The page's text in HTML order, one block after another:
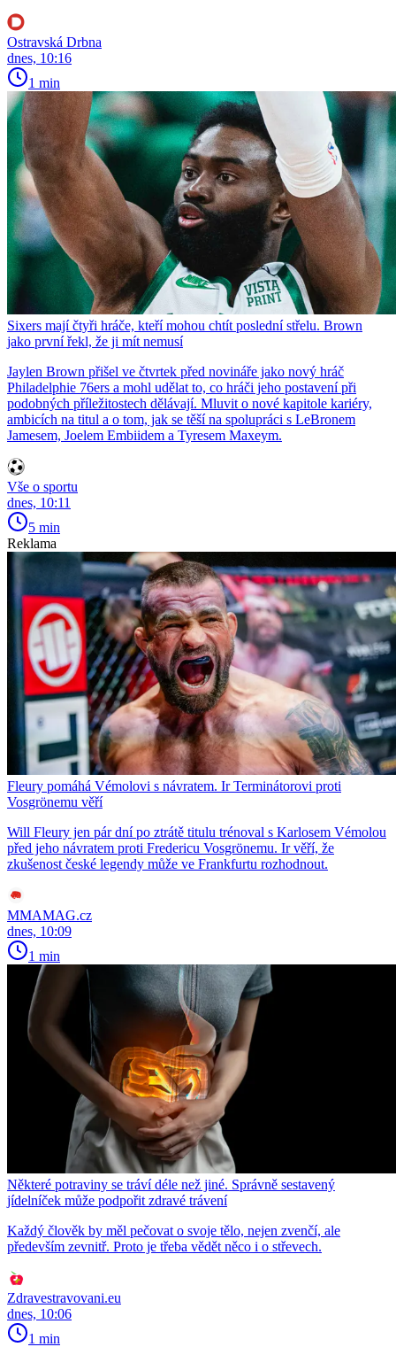
Ostravská Drbna
dnes, 10:16
1 min
Sixers mají čtyři hráče, kteří mohou chtít poslední střelu. Brown
jako první řekl, že ji mít nemusí
Jaylen Brown přišel ve čtvrtek před novináře jako nový hráč
Philadelphie 76ers a mohl udělat to, co hráči jeho postavení při
podobných příležitostech dělávají. Mluvit o nové kapitole kariéry,
ambicích na titul a o tom, jak se těší na spolupráci s LeBronem
Jamesem, Joelem Embiidem a Tyresem Maxeym.
Vše o sportu
dnes, 10:11
5 min
Reklama
Fleury pomáhá Vémolovi s návratem. Ir Terminátorovi proti
Vosgrönemu věří
Will Fleury jen pár dní po ztrátě titulu trénoval s Karlosem Vémolou
před jeho návratem proti Fredericu Vosgrönemu. Ir věří, že
zkušenost české legendy může ve Frankfurtu rozhodnout.
MMAMAG.cz
dnes, 10:09
1 min
Některé potraviny se tráví déle než jiné. Správně sestavený
jídelníček může podpořit zdravé trávení
Každý člověk by měl pečovat o svoje tělo, nejen zvenčí, ale
především zevnitř. Proto je třeba vědět něco i o střevech.
Zdravestravovani.eu
dnes, 10:06
1 min